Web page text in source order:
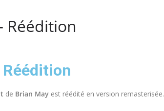
Réédition
de Brian May est réédité en version remasterisée.